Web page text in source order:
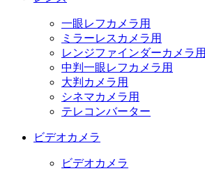
一眼レフカメラ用
ミラーレスカメラ用
レンジファインダーカメラ用
中判一眼レフカメラ用
大判カメラ用
シネマカメラ用
テレコンバーター
ビデオカメラ
ビデオカメラ